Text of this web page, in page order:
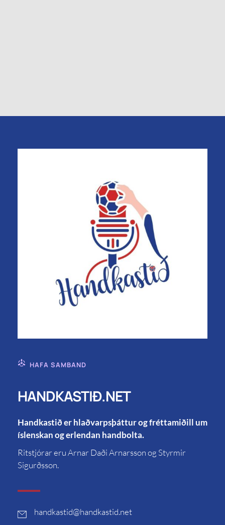
HAFA SAMBAND
HANDKASTIÐ.NET
Handkastið er hlaðvarpsþáttur og fréttamiðill um
íslenskan og erlendan handbolta.
Ritstjórar eru Arnar Daði Arnarsson og Styrmir
Sigurðsson.
handkastid@handkastid.net